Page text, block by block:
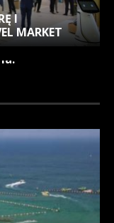
I
MARKET